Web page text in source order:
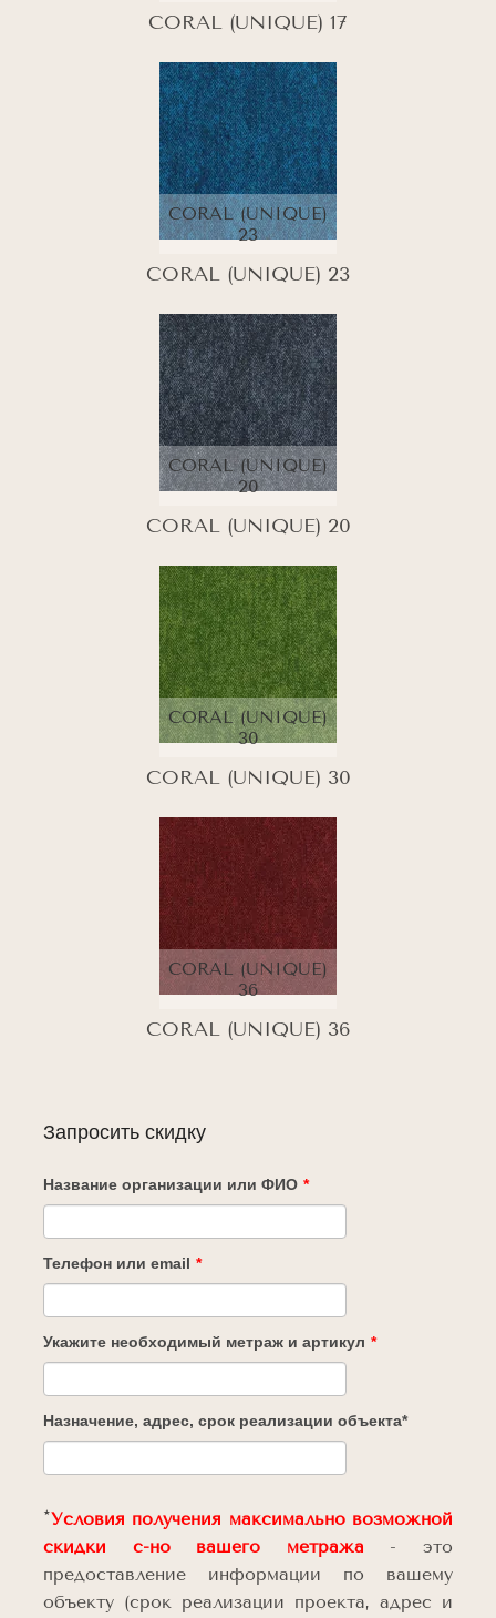
CORAL (UNIQUE) 17
CORAL (UNIQUE)
23
CORAL (UNIQUE) 23
CORAL (UNIQUE)
20
CORAL (UNIQUE) 20
CORAL (UNIQUE)
30
CORAL (UNIQUE) 30
CORAL (UNIQUE)
36
CORAL (UNIQUE) 36
Запросить скидку
Название организации или ФИО *
Телефон или email *
Укажите необходимый метраж и артикул *
Назначение, адрес, срок реализации объекта*
*Условия получения максимально возможной
скидки
с-но вашего метража - это
предоставление информации по вашему
объекту (срок реализации проекта, адрес и